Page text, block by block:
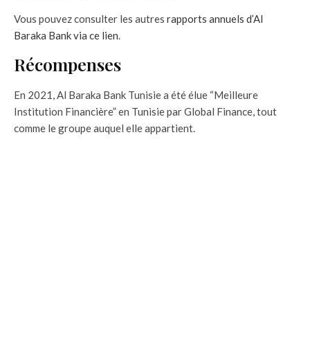
Vous pouvez consulter les autres rapports annuels d’Al
Baraka Bank via ce lien.
Récompenses
En 2021, Al Baraka Bank Tunisie a été élue “Meilleure
Institution Financière” en Tunisie par Global Finance, tout
comme le groupe auquel elle appartient.